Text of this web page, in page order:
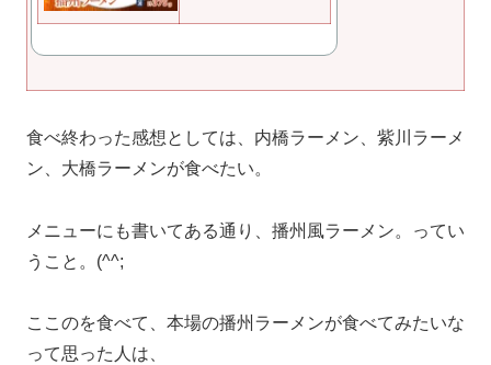
食べ終わった感想としては、内橋ラーメン、紫川ラーメ
ン、大橋ラーメンが食べたい。
メニューにも書いてある通り、播州風ラーメン。ってい
うこと。(^^;
ここのを食べて、本場の播州ラーメンが食べてみたいな
って思った人は、